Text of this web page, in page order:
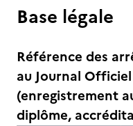
Base légale
Référence des
au Journal
(enregistrement
diplôme,